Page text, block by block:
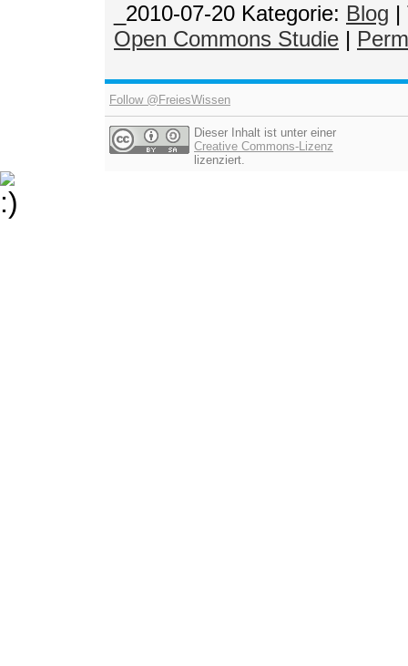
_2010-07-20 Kategorie: Blog |
Open Commons Studie |
Follow @FreiesWissen
Dieser Inhalt ist unter einer
Creative Commons-Lizenz
lizenziert.